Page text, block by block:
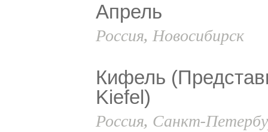
Апрель
Россия, Новосибирск
Кифель
Kiefel)
Россия, Санкт-